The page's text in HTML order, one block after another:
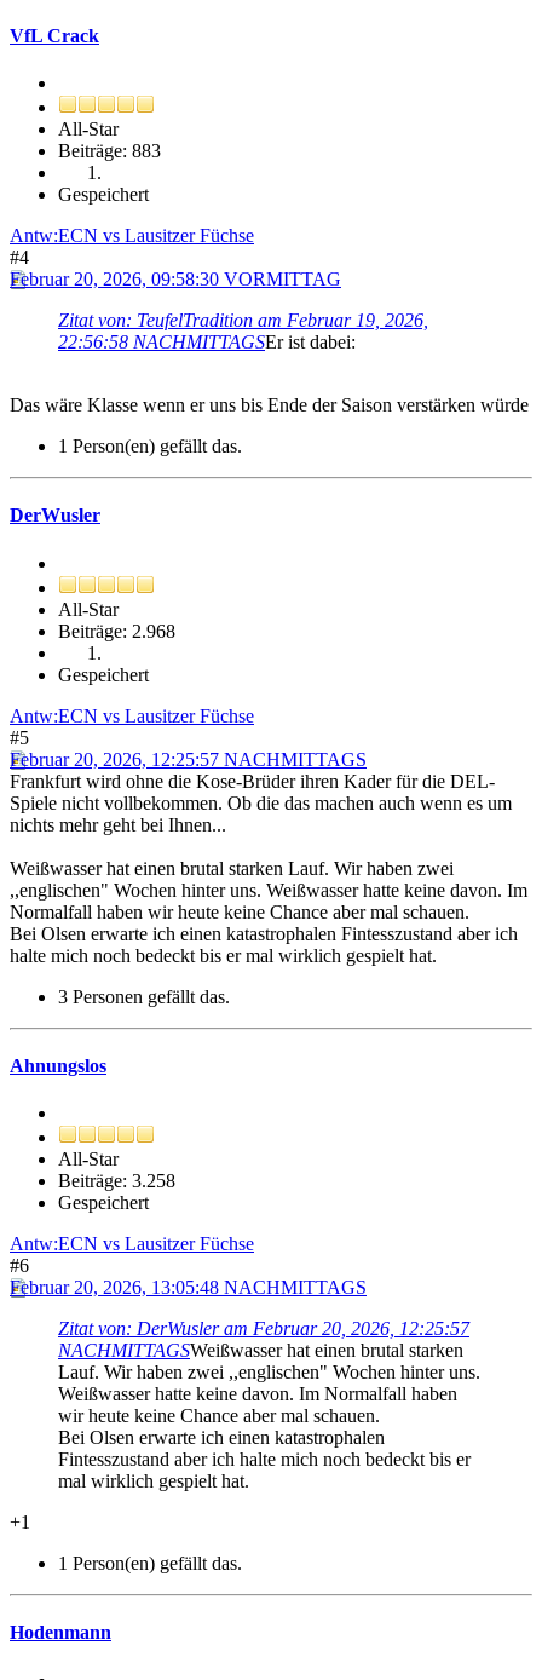
VfL Crack
All-Star
Beiträge: 883
Gespeichert
Antw:ECN vs Lausitzer Füchse
#4
Februar 20, 2026, 09:58:30 VORMITTAG
Zitat von: TeufelTradition am Februar 19, 2026,
22:56:58 NACHMITTAGSEr ist dabei:
Das wäre Klasse wenn er uns bis Ende der Saison verstärken würde
1 Person(en) gefällt das.
DerWusler
All-Star
Beiträge: 2.968
Gespeichert
Antw:ECN vs Lausitzer Füchse
#5
Februar 20, 2026, 12:25:57 NACHMITTAGS
Frankfurt wird ohne die Kose-Brüder ihren Kader für die DEL-
Spiele nicht vollbekommen. Ob die das machen auch wenn es um
nichts mehr geht bei Ihnen...
Weißwasser hat einen brutal starken Lauf. Wir haben zwei
,,englischen" Wochen hinter uns. Weißwasser hatte keine davon. Im
Normalfall haben wir heute keine Chance aber mal schauen.
Bei Olsen erwarte ich einen katastrophalen Fintesszustand aber ich
halte mich noch bedeckt bis er mal wirklich gespielt hat.
3 Personen gefällt das.
Ahnungslos
All-Star
Beiträge: 3.258
Gespeichert
Antw:ECN vs Lausitzer Füchse
#6
Februar 20, 2026, 13:05:48 NACHMITTAGS
Zitat von: DerWusler am Februar 20, 2026, 12:25:57
NACHMITTAGSWeißwasser hat einen brutal starken
Lauf. Wir haben zwei ,,englischen" Wochen hinter uns.
Weißwasser hatte keine davon. Im Normalfall haben
wir heute keine Chance aber mal schauen.
Bei Olsen erwarte ich einen katastrophalen
Fintesszustand aber ich halte mich noch bedeckt bis er
mal wirklich gespielt hat.
+1
1 Person(en) gefällt das.
Hodenmann